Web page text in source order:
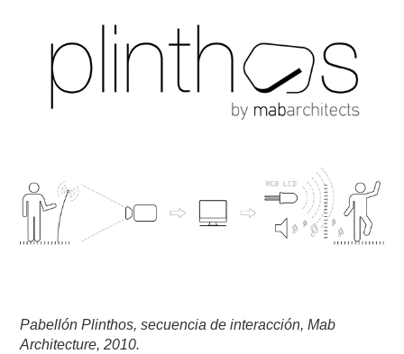
Pabellón Plinthos, secuencia de interacción, Mab
Architecture, 2010.